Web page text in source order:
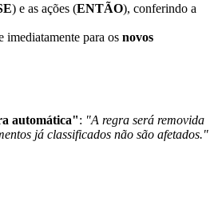
) e as ações (ENTÃO), conferindo a
para os novos
automática": "A regra será removida
já classificados não são afetados."